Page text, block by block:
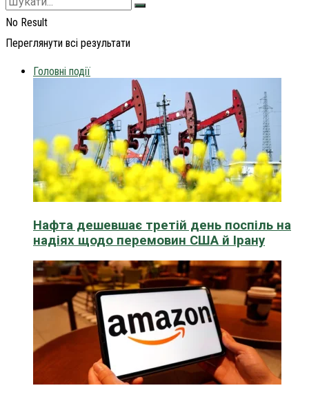
No Result
Переглянути всі результати
Головні події
Нафта дешевшає третій день поспіль на
надіях щодо перемовин США й Ірану